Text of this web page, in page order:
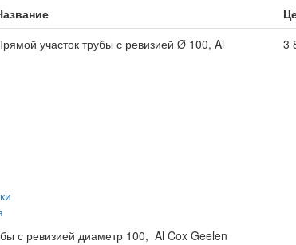
участок трубы с ревизией Ø 100, Al 3
с ревизией диаметр 100, Al Cox Geelen